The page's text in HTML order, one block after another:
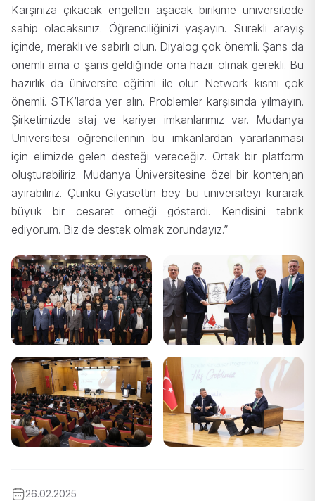
Karşınıza çıkacak engelleri aşacak birikime üniversitede
sahip olacaksınız. Öğrenciliğinizi yaşayın. Sürekli arayış
içinde, meraklı ve sabırlı olun. Diyalog çok önemli. Şans da
önemli ama o şans geldiğinde ona hazır olmak gerekli. Bu
hazırlık da üniversite eğitimi ile olur. Network kısmı çok
önemli. STK’larda yer alın. Problemler karşısında yılmayın.
Şirketimizde staj ve kariyer imkanlarımız var. Mudanya
Üniversitesi öğrencilerinin bu imkanlardan yararlanması
için elimizde gelen desteği vereceğiz. Ortak bir platform
oluşturabiliriz. Mudanya Üniversitesine özel bir kontenjan
ayırabiliriz. Çünkü Gıyasettin bey bu üniversiteyi kurarak
büyük bir cesaret örneği gösterdi. Kendisini tebrik
ediyorum. Biz de destek olmak zorundayız.”
26.02.2025